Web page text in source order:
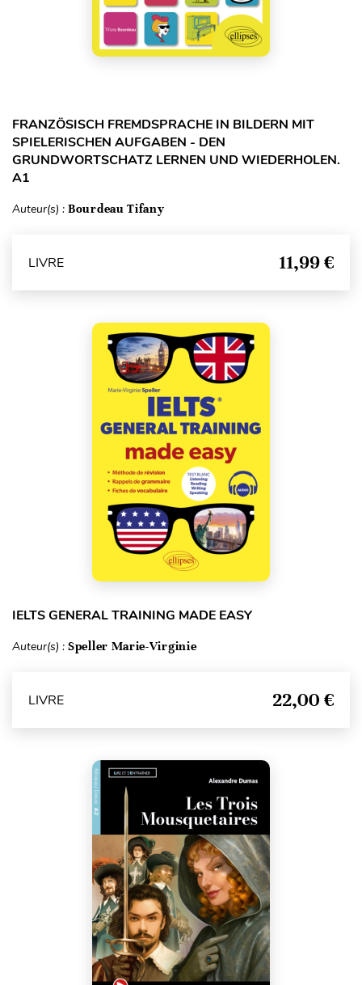
FRANZÖSISCH FREMDSPRACHE IN BILDERN MIT
SPIELERISCHEN AUFGABEN - DEN
GRUNDWORTSCHATZ LERNEN UND WIEDERHOLEN.
A1
Auteur(s) : Bourdeau Tifany
LIVRE 11,99 €
IELTS GENERAL TRAINING MADE EASY
Auteur(s) : Speller Marie-Virginie
LIVRE 22,00 €